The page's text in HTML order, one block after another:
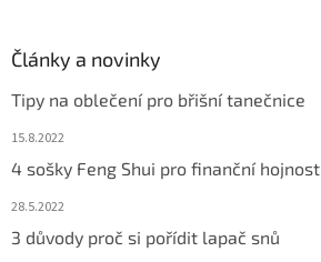
Články a novinky
Tipy na oblečení pro břišní tanečnice
15.8.2022
4 sošky Feng Shui pro finanční hojnost
28.5.2022
3 důvody proč si pořídit lapač snů